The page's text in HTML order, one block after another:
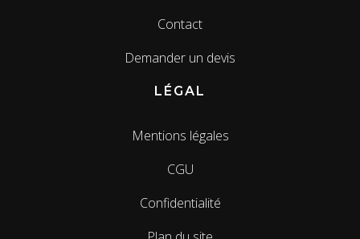
Contact
Demander un devis
LÉGAL
Mentions légales
CGU
Confidentialité